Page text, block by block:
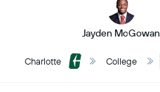
Jayden McGowan
Charlotte College